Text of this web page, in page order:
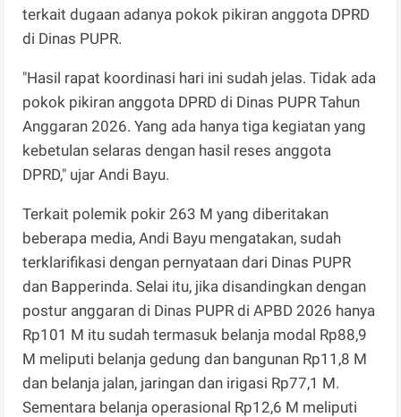
terkait dugaan adanya pokok pikiran anggota DPRD
di Dinas PUPR.
"Hasil rapat koordinasi hari ini sudah jelas. Tidak ada
pokok pikiran anggota DPRD di Dinas PUPR Tahun
Anggaran 2026. Yang ada hanya tiga kegiatan yang
kebetulan selaras dengan hasil reses anggota
DPRD," ujar Andi Bayu.
Terkait polemik pokir 263 M yang diberitakan
beberapa media, Andi Bayu mengatakan, sudah
terklarifikasi dengan pernyataan dari Dinas PUPR
dan Bapperinda. Selai itu, jika disandingkan dengan
postur anggaran di Dinas PUPR di APBD 2026 hanya
Rp101 M itu sudah termasuk belanja modal Rp88,9
M meliputi belanja gedung dan bangunan Rp11,8 M
dan belanja jalan, jaringan dan irigasi Rp77,1 M.
Sementara belanja operasional Rp12,6 M meliputi